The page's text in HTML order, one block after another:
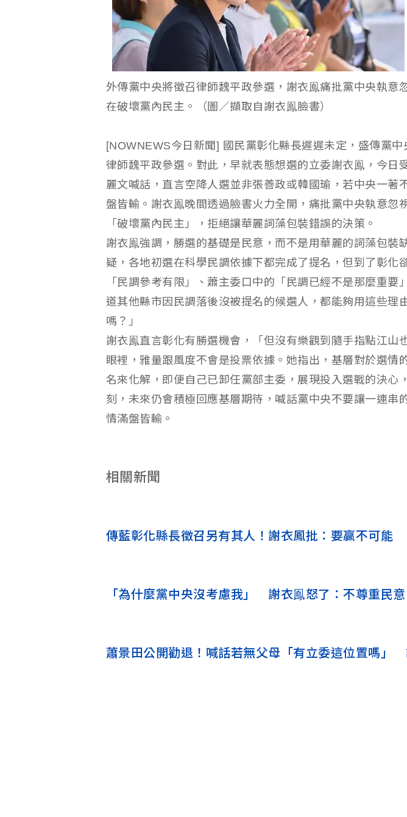
外傳黨中央將徵召律師魏平政參選，謝衣鳯痛批黨中央執意
在破壞黨內民主。（圖／擷取自謝衣鳯臉書）
[NOWNEWS今日新聞] 國民黨彰化縣長遲遲未定，盛傳黨中
律師魏平政參選。對此，早就表態想選的立委謝衣鳯，今日
麗文喊話，直言空降人選並非張善政或韓國瑜，若中央一著
盤皆輸。謝衣鳯晚間透過臉書火力全開，痛批黨中央執意忽
「破壞黨內民主」，拒絕讓華麗詞藻包裝錯誤的決策。
謝衣鳯強調，勝選的基礎是民意，而不是用華麗的詞藻包裝
疑，各地初選在科學民調依據下都完成了提名，但到了彰化
「民調參考有限」、蕭主委口中的「民調已經不是那麼重要
道其他縣市因民調落後沒被提名的候選人，都能夠用這些理
嗎？」
謝衣鳯直言彰化有勝選機會，「但沒有樂觀到隨手指點江山
眼裡，雅量跟風度不會是投票依據。她指出，基層對於選情
名來化解，即便自己已卸任黨部主委，展現投入選戰的決心
刻，未來仍會積極回應基層期待，喊話黨中央不要讓一連串
情滿盤皆輸。
相關新聞
傳藍彰化縣長徵召另有其人！謝衣鳳批：要贏不可能
「為什麼黨中央沒考慮我」 謝衣鳯怒了：不尊重民意
蕭景田公開勸退！喊話若無父母「有立委這位置嗎」